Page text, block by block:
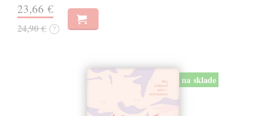
23,66 €
24,90 € ?
na sklade